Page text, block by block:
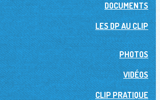
DOCUMENTS
LES DP AU CLIP
PHOTOS
VIDÉOS
CLIP PRATIQUE